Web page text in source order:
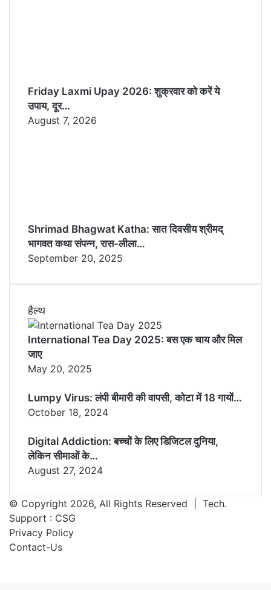
Friday Laxmi Upay 2026: शुक्रवार को करें ये
उपाय, दूर…
August 7, 2026
Shrimad Bhagwat Katha: सात दिवसीय श्रीमद्
भागवत कथा संपन्न, रास-लीला…
September 20, 2025
हैल्थ
International Tea Day 2025: बस एक चाय और मिल
जाए
May 20, 2025
Lumpy Virus: लंपी बीमारी की वापसी, कोटा में 18 गायों…
October 18, 2024
Digital Addiction: बच्चों के लिए डिजिटल दुनिया,
लेकिन सीमाओं के…
August 27, 2024
© Copyright 2026, All Rights Reserved | Tech.
Support : CSG
Privacy Policy
Contact-Us